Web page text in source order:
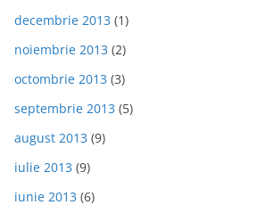
decembrie 2013 (1)
noiembrie 2013 (2)
octombrie 2013 (3)
septembrie 2013 (5)
august 2013 (9)
iulie 2013 (9)
iunie 2013 (6)